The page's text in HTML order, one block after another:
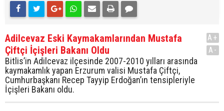
Adilcevaz Eski Kaymakamlarından Mustafa
Çiftçi İçişleri Bakanı Oldu
Bitlis’in Adilcevaz ilçesinde 2007-2010 yılları arasında
kaymakamlık yapan Erzurum valisi Mustafa Çiftçi,
Cumhurbaşkanı Recep Tayyip Erdoğan’ın tensipleriyle
İçişleri Bakanı oldu.
A+
A-